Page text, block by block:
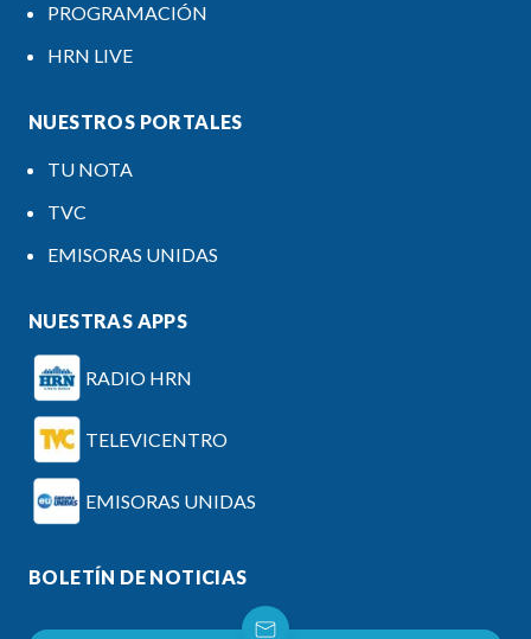
PROGRAMACIÓN
HRN LIVE
NUESTROS PORTALES
TU NOTA
TVC
EMISORAS UNIDAS
NUESTRAS APPS
RADIO HRN
TELEVICENTRO
EMISORAS UNIDAS
BOLETÍN DE NOTICIAS